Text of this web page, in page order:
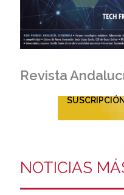
Revista
SUSCRIPCIÓN
NOTICIAS